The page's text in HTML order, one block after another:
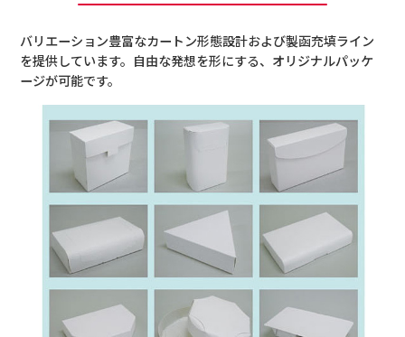
バリエーション豊富なカートン形態設計および製函充填ライン
を提供しています。自由な発想を形にする、オリジナルパッケ
ージが可能です。